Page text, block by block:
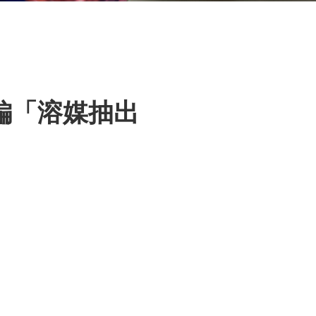
溶媒抽出